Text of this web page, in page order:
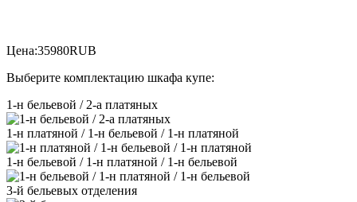
Цена:35980RUB
Выберите комплектацию шкафа купе:
1-н бельевой / 2-а платяных
1-н платяной / 1-н бельевой / 1-н платяной
1-н бельевой / 1-н платяной / 1-н бельевой
3-й бельевых отделения